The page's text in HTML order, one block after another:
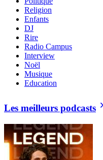
Religion
Enfants
DJ
Rire
Radio Campus
Interview
Noël
Musique
Education
Les meilleurs podcasts